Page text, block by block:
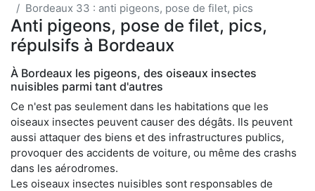
Bordeaux 33 : anti pigeons, pose de filet, pics
Anti pigeons, pose de filet, pics,
répulsifs à Bordeaux
À Bordeaux les pigeons, des oiseaux insectes
nuisibles parmi tant d'autres
Ce n'est pas seulement dans les habitations que les
oiseaux insectes peuvent causer des dégâts. Ils peuvent
aussi attaquer des biens et des infrastructures publics,
provoquer des accidents de voiture, ou même des crashs
dans les aérodromes.
Les oiseaux insectes nuisibles sont responsables de